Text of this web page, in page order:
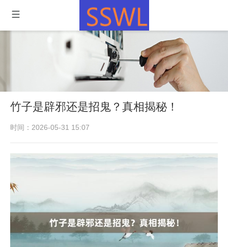
竹子是辟邪还是招鬼？真相揭秘！
时间：2026-05-31 15:07